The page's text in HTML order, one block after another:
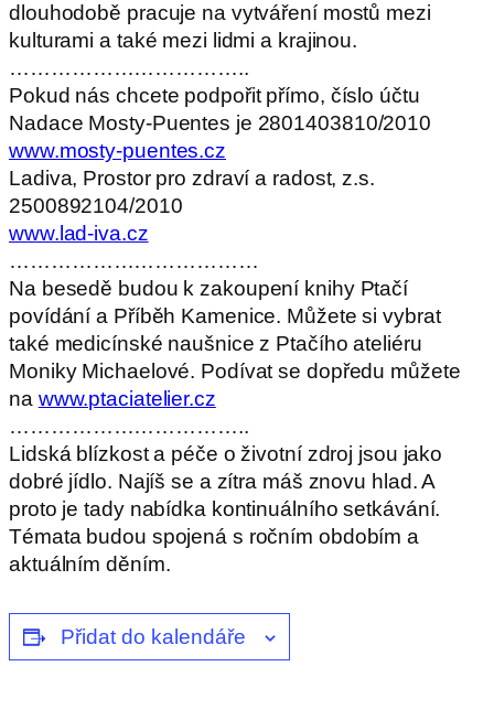
dlouhodobě pracuje na vytváření mostů mezi
kulturami a také mezi lidmi a krajinou.
……………………………..
Pokud nás chcete podpořit přímo, číslo účtu
Nadace Mosty-Puentes je 2801403810/2010
www.mosty-puentes.cz
Ladiva, Prostor pro zdraví a radost, z.s.
2500892104/2010
www.lad-iva.cz
………………………………
Na besedě budou k zakoupení knihy Ptačí
povídání a Příběh Kamenice. Můžete si vybrat
také medicínské naušnice z Ptačího ateliéru
Moniky Michaelové. Podívat se dopředu můžete
na www.ptaciatelier.cz
……………………………..
Lidská blízkost a péče o životní zdroj jsou jako
dobré jídlo. Najíš se a zítra máš znovu hlad. A
proto je tady nabídka kontinuálního setkávání.
Témata budou spojená s ročním obdobím a
aktuálním děním.
Přidat do kalendáře